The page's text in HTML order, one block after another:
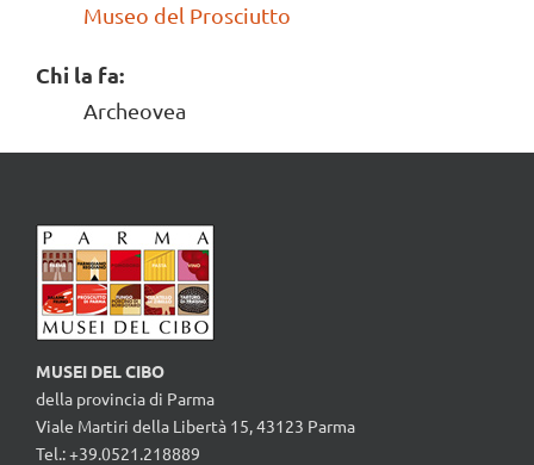
Museo del Prosciutto
Chi la fa:
Archeovea
MUSEI DEL CIBO
della provincia di Parma
Viale Martiri della Libertà 15, 43123 Parma
Tel.: +39.0521.218889